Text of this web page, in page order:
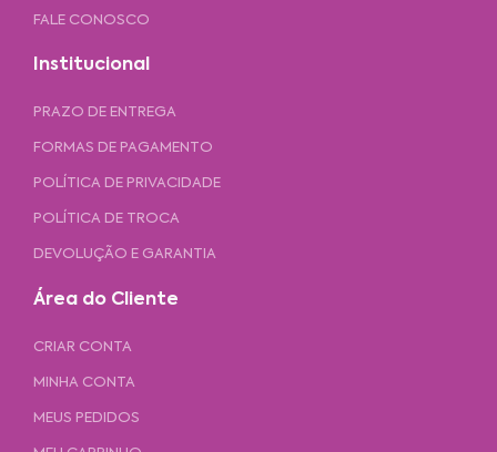
FALE CONOSCO
Institucional
PRAZO DE ENTREGA
FORMAS DE PAGAMENTO
POLÍTICA DE PRIVACIDADE
POLÍTICA DE TROCA
DEVOLUÇÃO E GARANTIA
Área do Cliente
CRIAR CONTA
MINHA CONTA
MEUS PEDIDOS